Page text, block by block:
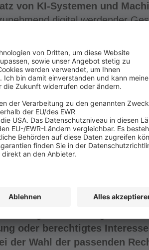
von KI-Systemen und
digital werdender
disruptiven
neuen Herausforderungen
Prozesse
Oft werden zunächst
von Vorhaben angestellt.
)datengestützter
sollte dennoch ein Blick auf
DER PRAXIS
Eindeutige
oder berechtigtes
der Wahl der passenden